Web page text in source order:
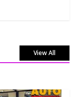
View All